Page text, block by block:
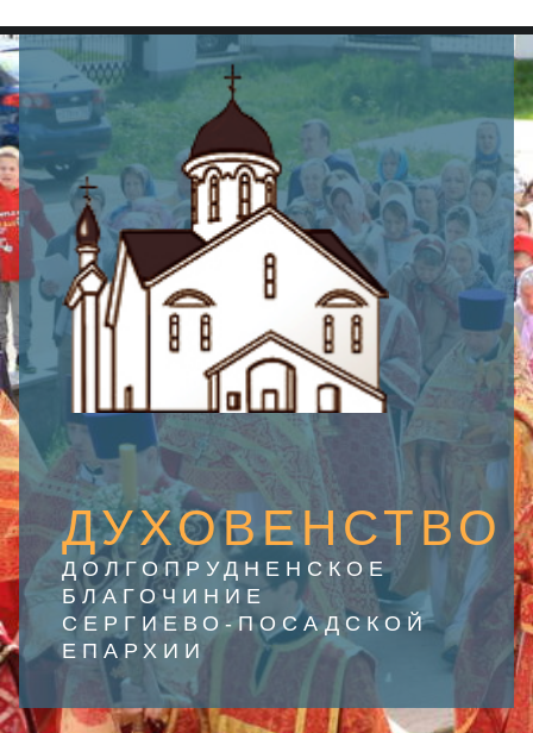
SEARCH
ДУХОВЕНСТВО
ДОЛГОПРУДНЕНСКОЕ
БЛАГОЧИНИЕ
СЕРГИЕВО-ПОСАДСКОЙ
ЕПАРХИИ